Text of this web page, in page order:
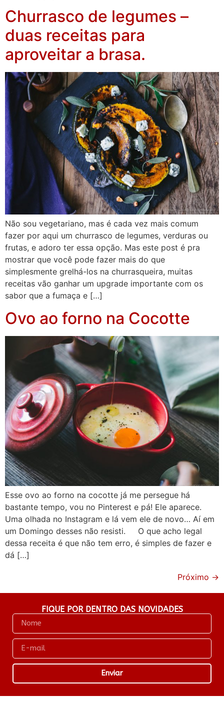
Churrasco de legumes –
duas receitas para
aproveitar a brasa.
Não sou vegetariano, mas é cada vez mais comum
fazer por aqui um churrasco de legumes, verduras ou
frutas, e adoro ter essa opção. Mas este post é pra
mostrar que você pode fazer mais do que
simplesmente grelhá-los na churrasqueira, muitas
receitas vão ganhar um upgrade importante com os
sabor que a fumaça e […]
Ovo ao forno na Cocotte
Esse ovo ao forno na cocotte já me persegue há
bastante tempo, vou no Pinterest e pá! Ele aparece.
Uma olhada no Instagram e lá vem ele de novo… Aí em
um Domingo desses não resisti. O que acho legal
dessa receita é que não tem erro, é simples de fazer e
dá […]
Próximo →
FIQUE POR DENTRO DAS NOVIDADES
Enviar